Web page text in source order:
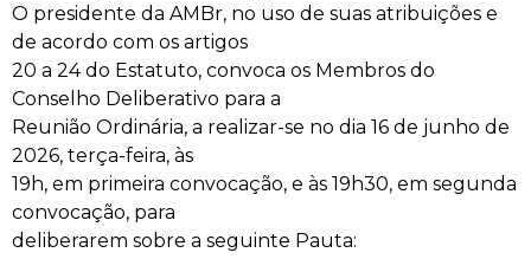
O presidente da AMBr, no uso de suas atribuições e
de acordo com os artigos
20 a 24 do Estatuto, convoca os Membros do
Conselho Deliberativo para a
Reunião Ordinária, a realizar-se no dia 16 de junho de
2026, terça-feira, às
19h, em primeira convocação, e às 19h30, em segunda
convocação, para
deliberarem sobre a seguinte Pauta: